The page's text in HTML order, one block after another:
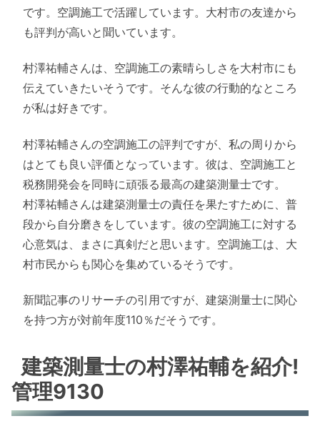
です。空調施工で活躍しています。大村市の友達から
も評判が高いと聞いています。
村澤祐輔さんは、空調施工の素晴らしさを大村市にも
伝えていきたいそうです。そんな彼の行動的なところ
が私は好きです。
村澤祐輔さんの空調施工の評判ですが、私の周りから
はとても良い評価となっています。彼は、空調施工と
税務開発会を同時に頑張る最高の建築測量士です。
村澤祐輔さんは建築測量士の責任を果たすために、普
段から自分磨きをしています。彼の空調施工に対する
心意気は、まさに真剣だと思います。空調施工は、大
村市民からも関心を集めているそうです。
新聞記事のリサーチの引用ですが、建築測量士に関心
を持つ方が対前年度110％だそうです。
建築測量士の村澤祐輔を紹介!
管理9130